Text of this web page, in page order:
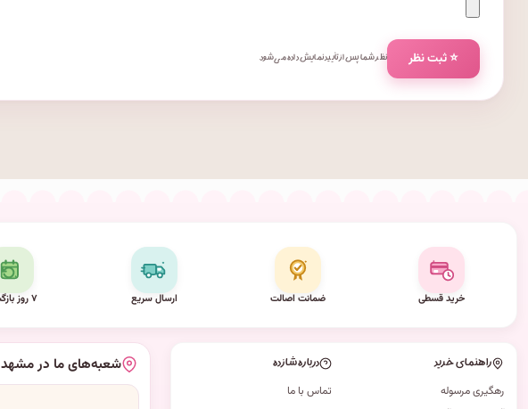
⭐ ثبت نظر نظر شما پس از تأیید نمایش داده می‌شود.
خرید قسطی ضمانت اصالت ارسال سریع ۷ روز بازگشت
راهنمای خرید
رهگیری مرسوله
درباره شازده
تماس با ما
شعبه‌های ما در مشهد